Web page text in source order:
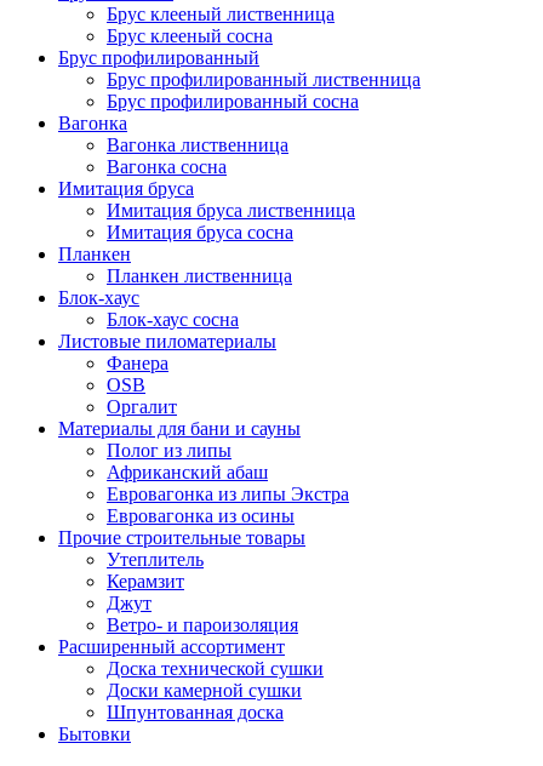
Брус клееный лиственница
Брус клееный сосна
Брус профилированный
Брус профилированный лиственница
Брус профилированный сосна
Вагонка
Вагонка лиственница
Вагонка сосна
Имитация бруса
Имитация бруса лиственница
Имитация бруса сосна
Планкен
Планкен лиственница
Блок-хаус
Блок-хаус сосна
Листовые пиломатериалы
Фанера
OSB
Оргалит
Материалы для бани и сауны
Полог из липы
Африканский абаш
Евровагонка из липы Экстра
Евровагонка из осины
Прочие строительные товары
Утеплитель
Керамзит
Джут
Ветро- и пароизоляция
Расширенный ассортимент
Доска технической сушки
Доски камерной сушки
Шпунтованная доска
Бытовки